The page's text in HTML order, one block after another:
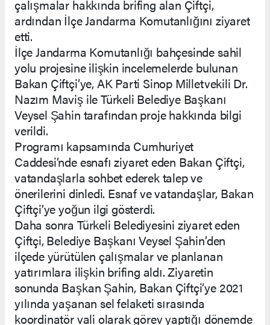
çalışmalar hakkında brifing alan Çiftçi,
ardından İlçe Jandarma Komutanlığını ziyaret
etti.
İlçe Jandarma Komutanlığı bahçesinde sahil
yolu projesine ilişkin incelemelerde bulunan
Bakan Çiftçi’ye, AK Parti Sinop Milletvekili Dr.
Nazım Maviş ile Türkeli Belediye Başkanı
Veysel Şahin tarafından proje hakkında bilgi
verildi.
Programı kapsamında Cumhuriyet
Caddesi’nde esnafı ziyaret eden Bakan Çiftçi,
vatandaşlarla sohbet ederek talep ve
önerilerini dinledi. Esnaf ve vatandaşlar, Bakan
Çiftçi’ye yoğun ilgi gösterdi.
Daha sonra Türkeli Belediyesini ziyaret eden
Çiftçi, Belediye Başkanı Veysel Şahin’den
ilçede yürütülen çalışmalar ve planlanan
yatırımlara ilişkin brifing aldı. Ziyaretin
sonunda Başkan Şahin, Bakan Çiftçi’ye 2021
yılında yaşanan sel felaketi sırasında
koordinatör vali olarak görev yaptığı dönemde